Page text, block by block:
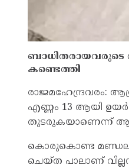
ബാധിതരായവരുടെ
കണ്ടെത്തി
രാജമഹേന്ദ്രവരം:
എണ്ണം 13 ആയി
തുടരുകയാണെന്ന്
കൊരുകൊണ്ട
ചെയ്ത പാലാണ്